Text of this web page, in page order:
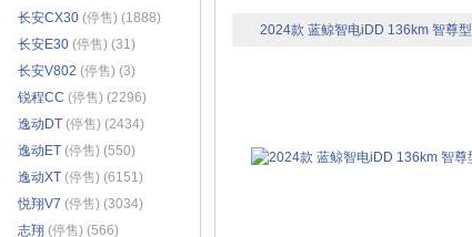
长安CX30 (停售) (1888)
长安E30 (停售) (31)
长安V802 (停售) (3)
锐程CC (停售) (2296)
逸动DT (停售) (2434)
逸动ET (停售) (550)
逸动XT (停售) (6151)
悦翔V7 (停售) (3034)
志翔 (停售) (566)
2024款 蓝鲸智电iDD 136km 智尊型